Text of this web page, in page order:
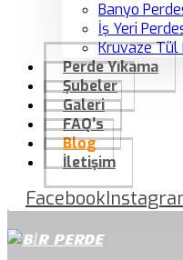
Banyo
İş Yeri
Kruvaze Tül
Perde Yıkama
Şubeler
Galeri
FAQ’s
Blog
İletişim
Facebook